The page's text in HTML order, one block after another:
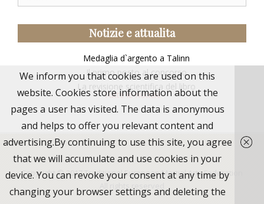
for:
Notizie e attualita
Medaglia d`argento a Talinn
Il primo posto al concorso
La revisione scientifica del libro
Tutte le notizie
Copyright © 2017Traditional European Martial Arts Federation
All rights reserved
We inform you that cookies are used on this
website. Cookies store information about the
pages a user has visited. The data is anonymous
and helps to offer you relevant content and
advertising.By continuing to use this site, you agree
that we will accumulate and use cookies in your
device. You can revoke your consent at any time by
changing your browser settings and deleting the